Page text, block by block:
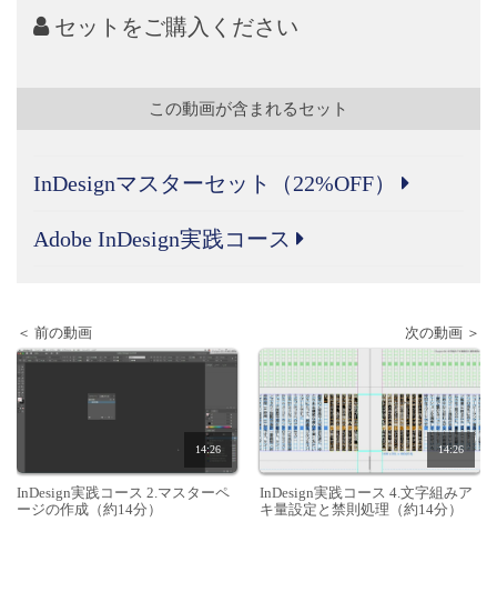
セットをご購入ください
この動画が含まれるセット
InDesignマスターセット（22%OFF）
Adobe InDesign実践コース
＜ 前の動画
14:26
InDesign実践コース 2.マスターペ
ージの作成（約14分）
次の動画 ＞
14:26
InDesign実践コース 4.文字組みア
キ量設定と禁則処理（約14分）